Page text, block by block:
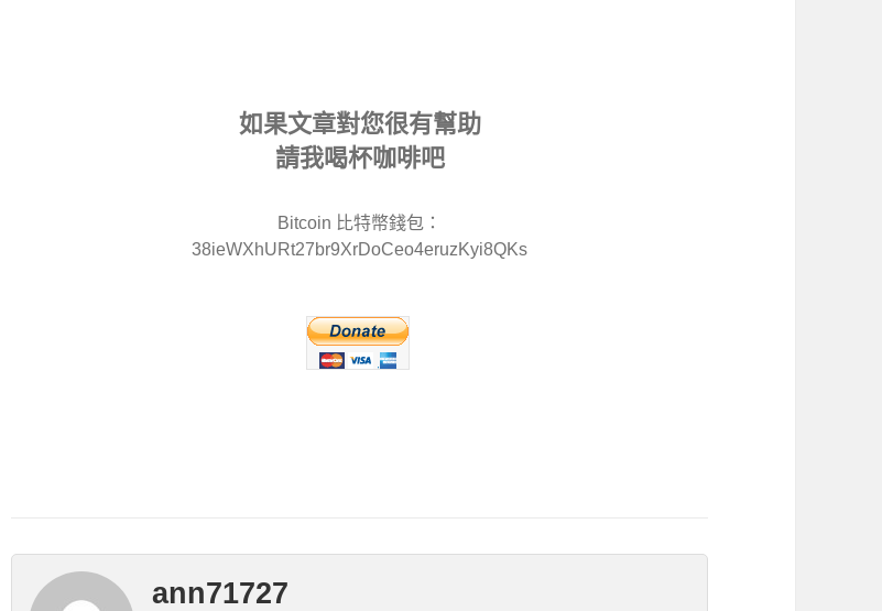
如果文章對您很有幫助
請我喝杯咖啡吧
Bitcoin 比特幣錢包：
38ieWXhURt27br9XrDoCeo4eruzKyi8QKs
ann71727